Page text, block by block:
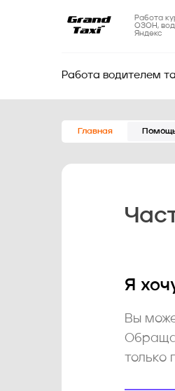
Работа
ОЗОН,
Яндекс
Работа водителем
Главная
Я
Вы
только